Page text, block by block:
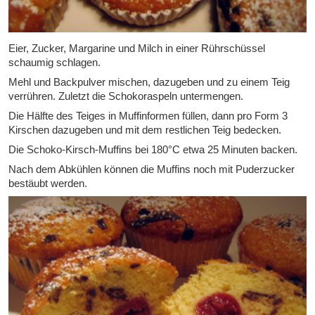
Eier, Zucker, Margarine und Milch in einer Rührschüssel
schaumig schlagen.
Mehl und Backpulver mischen, dazugeben und zu einem Teig
verrühren. Zuletzt die Schokoraspeln untermengen.
Die Hälfte des Teiges in Muffinformen füllen, dann pro Form 3
Kirschen dazugeben und mit dem restlichen Teig bedecken.
Die Schoko-Kirsch-Muffins bei 180°C etwa 25 Minuten backen.
Nach dem Abkühlen können die Muffins noch mit Puderzucker
bestäubt werden.